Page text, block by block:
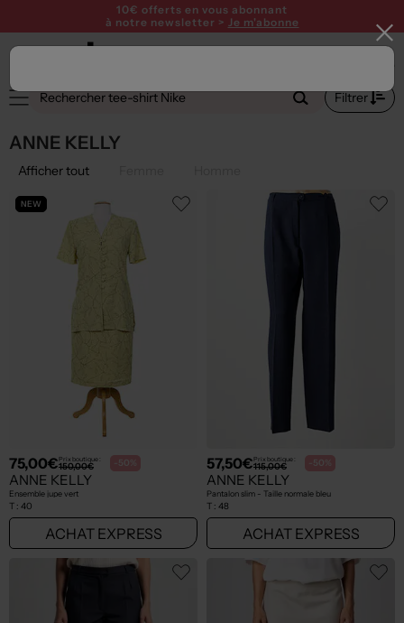
10€ offerts en vous abonnant
à notre newsletter > Je m'abonne
Filtrer
ANNE KELLY
Afficher tout
NEW
75,00€Prix boutique :
150,00€ -50%
ANNE KELLY
Ensemble jupe vert
T : 40
ACHAT EXPRESS
57,50€Prix boutique :
115,00€ -50%
ANNE KELLY
Pantalon slim - Taille normale bleu
T : 48
ACHAT EXPRESS